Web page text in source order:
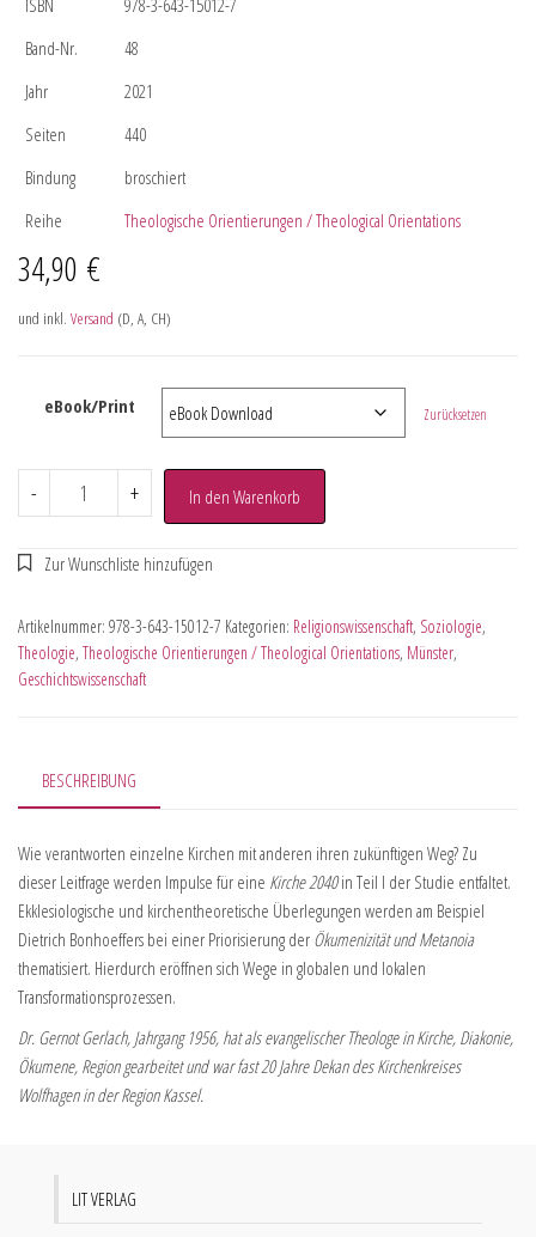
Band-Nr.
48
Jahr
2021
Seiten
440
Bindung
broschiert
Reihe
Theologische Orientierungen / Theological Orientations
34,90 €
und inkl. Versand (D, A, CH)
eBook/Print Zurücksetzen
- + In den Warenkorb
Artikelnummer: 978-3-643-15012-7 Kategorien: Religionswissenschaft, Soziologie,
Theologie, Theologische Orientierungen / Theological Orientations, Münster,
Geschichtswissenschaft
BESCHREIBUNG
Wie verantworten einzelne Kirchen mit anderen ihren zukünftigen Weg? Zu
dieser Leitfrage werden Impulse für eine Kirche 2040in Teil I der Studie entfaltet.
Ekklesiologische und kirchentheoretische Überlegungen werden am Beispiel
Dietrich Bonhoeffers bei einer Priorisierung der Ökumenizität und Metanoia
thematisiert. Hierdurch eröffnen sich Wege in globalen und lokalen
Transformationsprozessen.
Dr. Gernot Gerlach, Jahrgang 1956, hat als evangelischer Theologe in Kirche, Diakonie,
Ökumene, Region gearbeitet und war fast 20 Jahre Dekan des Kirchenkreises
Wolfhagen in der Region Kassel.
LIT VERLAG